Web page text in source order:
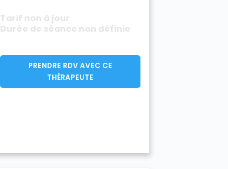
Tarif non à jour
Durée de séance non définie
PRENDRE RDV AVEC CE
THÉRAPEUTE